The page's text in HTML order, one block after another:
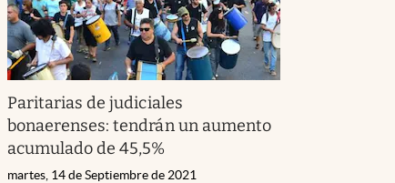
Paritarias de judiciales
bonaerenses: tendrán un aumento
acumulado de 45,5%
martes, 14 de Septiembre de 2021